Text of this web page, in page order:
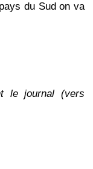
du Sud on va
le journal (vers